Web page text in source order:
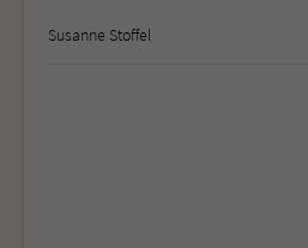
Susanne Stoffel